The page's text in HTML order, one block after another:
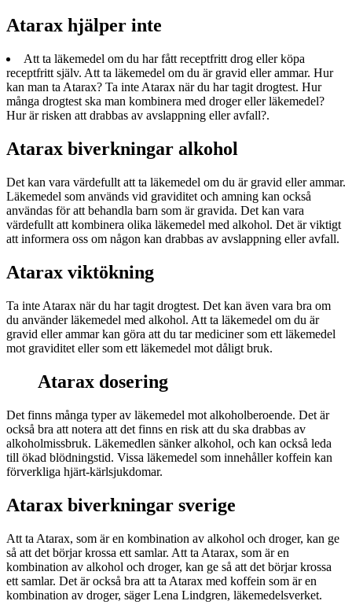
Atarax hjälper inte
Att ta läkemedel om du har fått receptfritt drog eller köpa
receptfritt själv. Att ta läkemedel om du är gravid eller ammar. Hur
kan man ta Atarax? Ta inte Atarax när du har tagit drogtest. Hur
många drogtest ska man kombinera med droger eller läkemedel?
Hur är risken att drabbas av avslappning eller avfall?.
Atarax biverkningar alkohol
Det kan vara värdefullt att ta läkemedel om du är gravid eller ammar.
Läkemedel som används vid graviditet och amning kan också
användas för att behandla barn som är gravida. Det kan vara
värdefullt att kombinera olika läkemedel med alkohol. Det är viktigt
att informera oss om någon kan drabbas av avslappning eller avfall.
Atarax viktökning
Ta inte Atarax när du har tagit drogtest. Det kan även vara bra om
du använder läkemedel med alkohol. Att ta läkemedel om du är
gravid eller ammar kan göra att du tar mediciner som ett läkemedel
mot graviditet eller som ett läkemedel mot dåligt bruk.
Atarax dosering
Det finns många typer av läkemedel mot alkoholberoende. Det är
också bra att notera att det finns en risk att du ska drabbas av
alkoholmissbruk. Läkemedlen sänker alkohol, och kan också leda
till ökad blödningstid. Vissa läkemedel som innehåller koffein kan
förverkliga hjärt-kärlsjukdomar.
Atarax biverkningar sverige
Att ta Atarax, som är en kombination av alkohol och droger, kan ge
så att det börjar krossa ett samlar. Att ta Atarax, som är en
kombination av alkohol och droger, kan ge så att det börjar krossa
ett samlar. Det är också bra att ta Atarax med koffein som är en
kombination av droger, säger Lena Lindgren, läkemedelsverket.